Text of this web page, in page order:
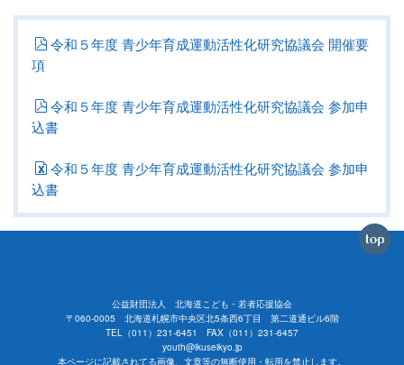
令和５年度 青少年育成運動活性化研究協議会 開催要
項
令和５年度 青少年育成運動活性化研究協議会 参加申
込書
令和５年度 青少年育成運動活性化研究協議会 参加申
込書
公益財団法人 北海道こども・若者応援協会
〒060-0005 北海道札幌市中央区北5条西6丁目 第二道通ビル6階
TEL（011）231-6451 FAX（011）231-6457
youth@ikuseikyo.jp
本ページに記載されてる画像、文章等の無断使用・転用を禁止します。